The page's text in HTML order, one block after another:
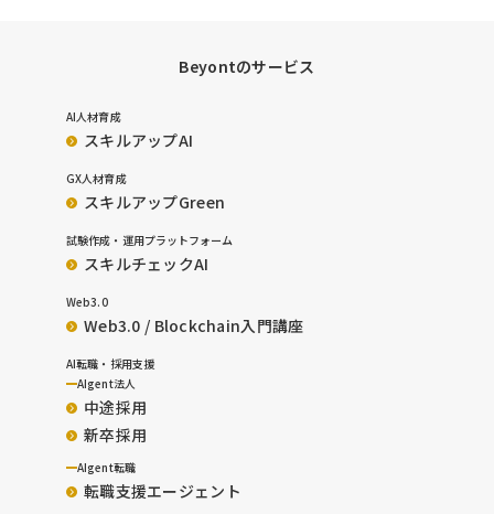
Beyontのサービス
AI人材育成
スキルアップAI
GX人材育成
スキルアップGreen
試験作成・運用プラットフォーム
スキルチェックAI
Web3.0
Web3.0 / Blockchain入門講座
AI転職・採用支援
AIgent法人
中途採用
新卒採用
AIgent転職
転職支援エージェント